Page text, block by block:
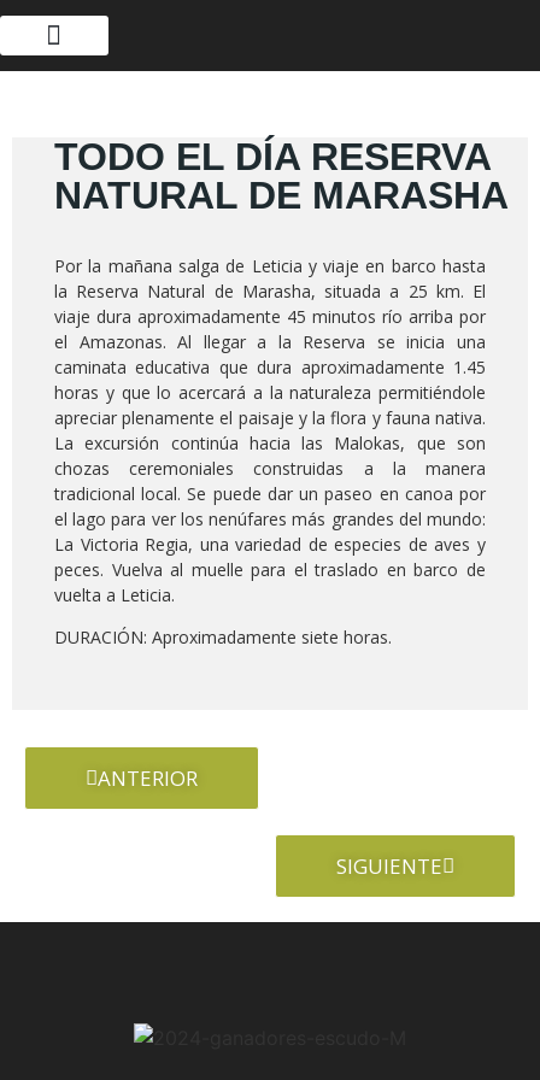
TODO EL DÍA RESERVA
NATURAL DE MARASHA
Por la mañana salga de Leticia y viaje en barco hasta
la Reserva Natural de Marasha, situada a 25 km. El
viaje dura aproximadamente 45 minutos río arriba por
el Amazonas. Al llegar a la Reserva se inicia una
caminata educativa que dura aproximadamente 1.45
horas y que lo acercará a la naturaleza permitiéndole
apreciar plenamente el paisaje y la flora y fauna nativa.
La excursión continúa hacia las Malokas, que son
chozas ceremoniales construidas a la manera
tradicional local. Se puede dar un paseo en canoa por
el lago para ver los nenúfares más grandes del mundo:
La Victoria Regia, una variedad de especies de aves y
peces. Vuelva al muelle para el traslado en barco de
vuelta a Leticia.
DURACIÓN: Aproximadamente siete horas.
ANTERIOR
SIGUIENTE